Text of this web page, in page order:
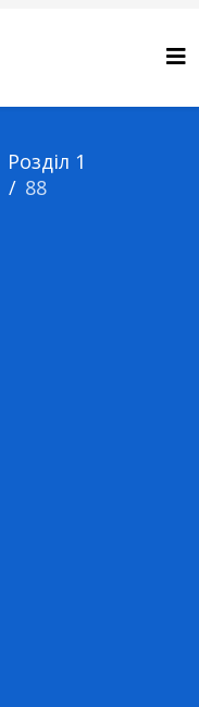
Розділ 1
88